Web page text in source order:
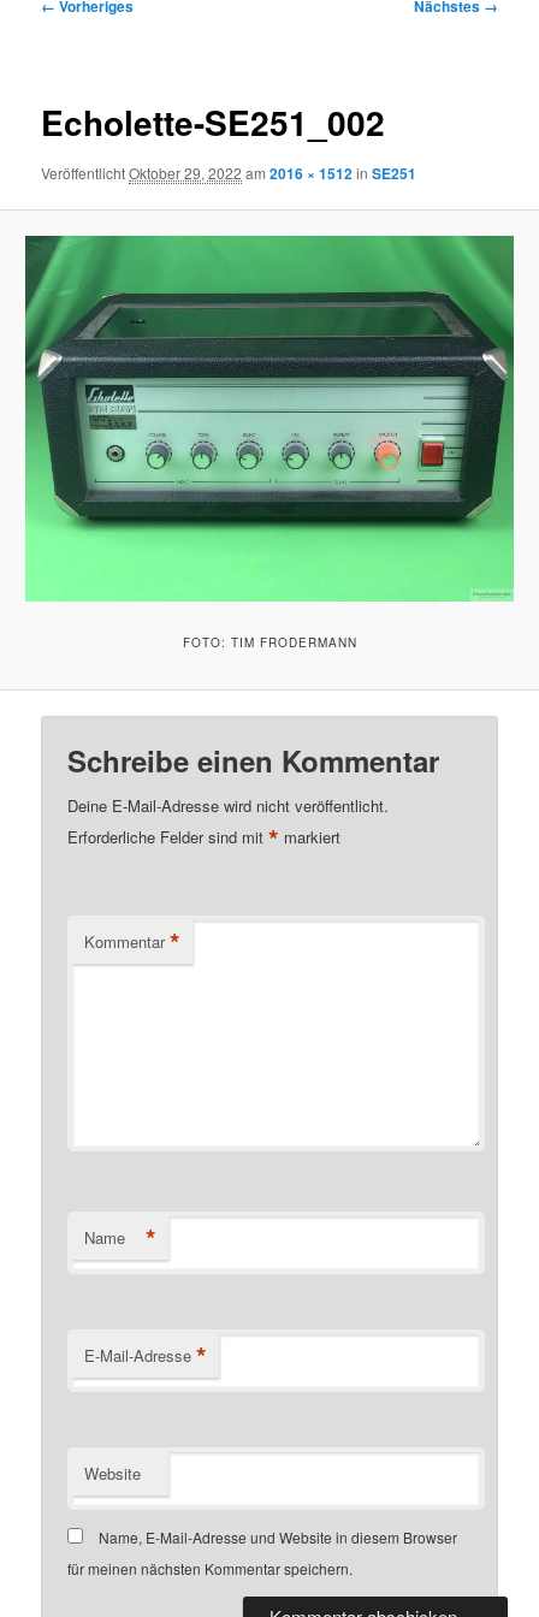
← Vorheriges Nächstes →
Echolette-SE251_002
VeröffentlichtOktober 29, 2022 am2016 × 1512inSE251
FOTO: TIM FRODERMANN
Schreibe einen Kommentar
Deine E-Mail-Adresse wird nicht veröffentlicht.
Erforderliche Felder sind mit* markiert
Kommentar *
Name *
E-Mail-Adresse *
Website
Name, E-Mail-Adresse und Website in diesem Browser
für meinen nächsten Kommentar speichern.